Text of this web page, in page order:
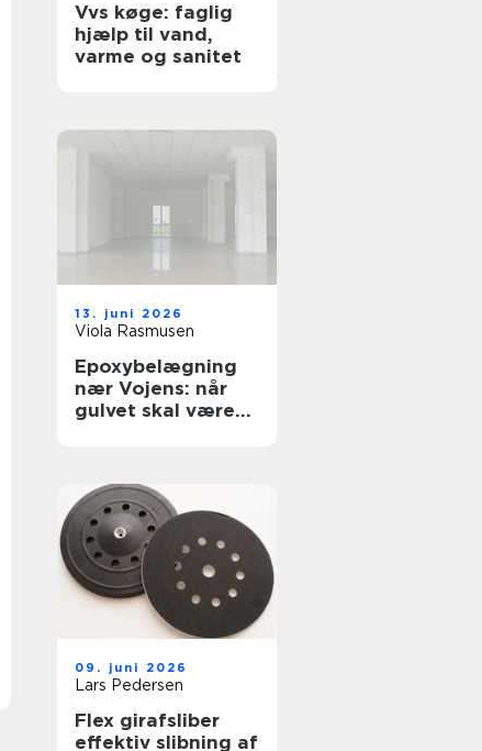
Vvs køge: faglig
hjælp til vand,
varme og sanitet
13. juni 2026
Viola Rasmusen
Epoxybelægning
nær Vojens: når
gulvet skal være
09. juni 2026
Lars Pedersen
Flex girafsliber
effektiv slibning af